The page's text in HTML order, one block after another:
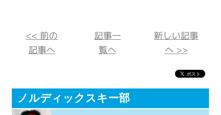
<< 前の
記事へ
記事一
覧へ
新しい記事
へ >>
ノルディックスキー部